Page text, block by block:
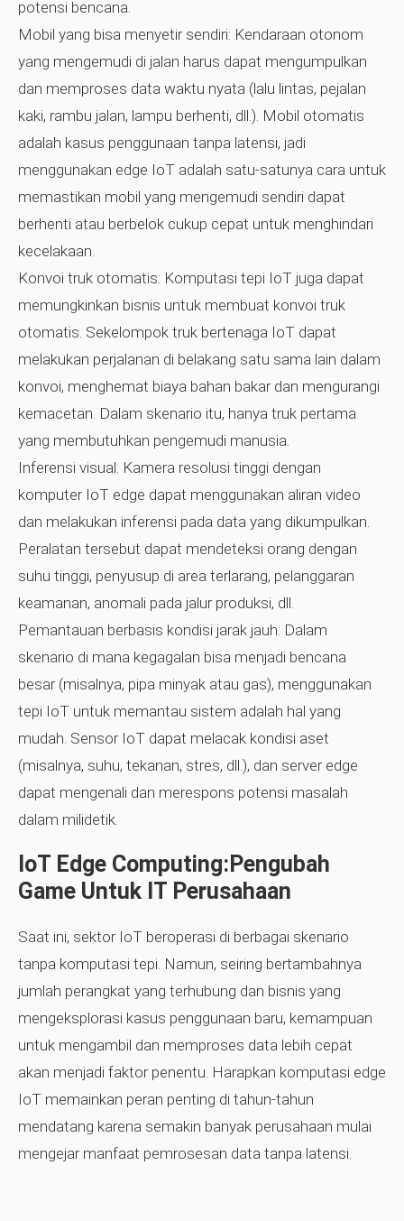
potensi bencana.
Mobil yang bisa menyetir sendiri: Kendaraan otonom
yang mengemudi di jalan harus dapat mengumpulkan
dan memproses data waktu nyata (lalu lintas, pejalan
kaki, rambu jalan, lampu berhenti, dll.). Mobil otomatis
adalah kasus penggunaan tanpa latensi, jadi
menggunakan edge IoT adalah satu-satunya cara untuk
memastikan mobil yang mengemudi sendiri dapat
berhenti atau berbelok cukup cepat untuk menghindari
kecelakaan.
Konvoi truk otomatis: Komputasi tepi IoT juga dapat
memungkinkan bisnis untuk membuat konvoi truk
otomatis. Sekelompok truk bertenaga IoT dapat
melakukan perjalanan di belakang satu sama lain dalam
konvoi, menghemat biaya bahan bakar dan mengurangi
kemacetan. Dalam skenario itu, hanya truk pertama
yang membutuhkan pengemudi manusia.
Inferensi visual: Kamera resolusi tinggi dengan
komputer IoT edge dapat menggunakan aliran video
dan melakukan inferensi pada data yang dikumpulkan.
Peralatan tersebut dapat mendeteksi orang dengan
suhu tinggi, penyusup di area terlarang, pelanggaran
keamanan, anomali pada jalur produksi, dll.
Pemantauan berbasis kondisi jarak jauh: Dalam
skenario di mana kegagalan bisa menjadi bencana
besar (misalnya, pipa minyak atau gas), menggunakan
tepi IoT untuk memantau sistem adalah hal yang
mudah. Sensor IoT dapat melacak kondisi aset
(misalnya, suhu, tekanan, stres, dll.), dan server edge
dapat mengenali dan merespons potensi masalah
dalam milidetik.
IoT Edge Computing:Pengubah
Game Untuk IT Perusahaan
Saat ini, sektor IoT beroperasi di berbagai skenario
tanpa komputasi tepi. Namun, seiring bertambahnya
jumlah perangkat yang terhubung dan bisnis yang
mengeksplorasi kasus penggunaan baru, kemampuan
untuk mengambil dan memproses data lebih cepat
akan menjadi faktor penentu. Harapkan komputasi edge
IoT memainkan peran penting di tahun-tahun
mendatang karena semakin banyak perusahaan mulai
mengejar manfaat pemrosesan data tanpa latensi.